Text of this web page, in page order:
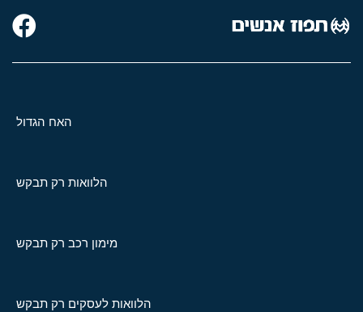
האח הגדול
הלוואות רק תבקש
מימון רכב רק תבקש
הלוואות לעסקים רק תבקש